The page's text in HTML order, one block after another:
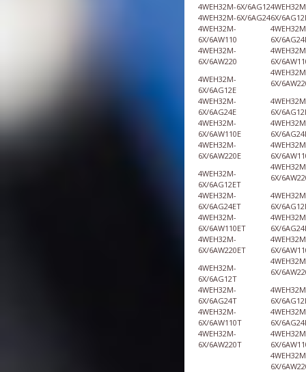
4WEH32M-6X/6AG12
4WEH32M-6X/6AG24
4WEH32M-
6X/6AW110
4WEH32M-
6X/6AW220
4WEH32M-
6X/6AG12E
4WEH32M-
6X/6AG24E
4WEH32M-
6X/6AW110E
4WEH32M-
6X/6AW220E
4WEH32M-
6X/6AG12ET
4WEH32M-
6X/6AG24ET
4WEH32M-
6X/6AW110ET
4WEH32M-
6X/6AW220ET
4WEH32M-
6X/6AG12T
4WEH32M-
6X/6AG24T
4WEH32M-
6X/6AW110T
4WEH32M-
6X/6AW220T
6X/
6X/
6X/
6X/
6X/
6X/
6X/
6X/
6X/
6X/
6X/
6X/
6X/
6X/
6X/
6X/